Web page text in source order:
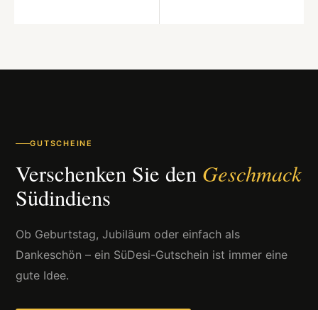
GUTSCHEINE
Verschenken Sie den Geschmack
Südindiens
Ob Geburtstag, Jubiläum oder einfach als
Dankeschön – ein SüDesi-Gutschein ist immer eine
gute Idee.